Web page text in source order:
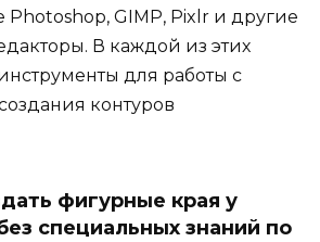
Photoshop, GIMP, Pixlr и другие
В каждой из этих
для работы с
контуров
фигурные края у
специальных знаний по